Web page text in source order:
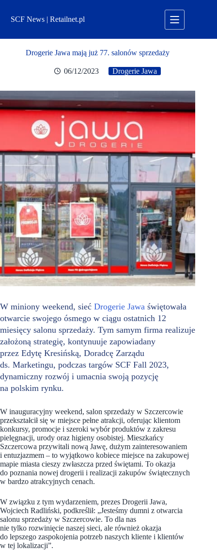
treściSCF News | Retailnet.pl
Drogerie Jawa mają już 77. salonów sprzedaży
06/12/2023 Drogerie Jawa
W miniony weekend, sieć Drogerie Jawa świętowała
otwarcie swojego ósmego w ciągu ostatnich 12
miesięcy salonu sprzedaży. Tym samym firma realizuje
założoną strategię, kontynuuje zapowiadany
przez Edytę Kresińską, Doradcę Zarządu
ds. Marketingu, podczas targów SCF Fall 2023,
dynamiczny rozwój i umacnia swoją pozycję
na polskim rynku.
W inauguracyjny weekend, salon sprzedaży w Szczercowie
przekształcił się w miejsce pełne atrakcji, oferując klientom
konkursy, promocje i szeroki wybór produktów z zakresu
pielęgnacji, urody oraz higieny osobistej. Mieszkańcy
Szczercowa przywitali nową Jawę, dużym zainteresowaniem
i entuzjazmem – to wyjątkowo kobiece miejsce na zakupowej
mapie miasta cieszy zwłaszcza przed świętami. To okazja
do poznania nowej drogerii i realizacji zakupów świątecznych
w bardzo atrakcyjnych cenach.
W związku z tym wydarzeniem, prezes Drogerii Jawa,
Wojciech Radliński, podkreślił: „Jesteśmy dumni z otwarcia
salonu sprzedaży w Szczercowie. To dla nas
nie tylko rozwinięcie naszej sieci, ale również okazja
do lepszego zaspokojenia potrzeb naszych kliente i klientów
w tej lokalizacji”.